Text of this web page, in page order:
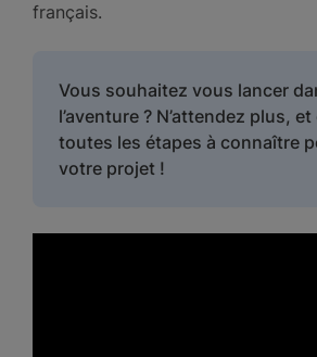
français.
Vous souhaitez vous lancer
l’aventure ? N’attendez plus,
toutes les étapes à connaître
votre projet !